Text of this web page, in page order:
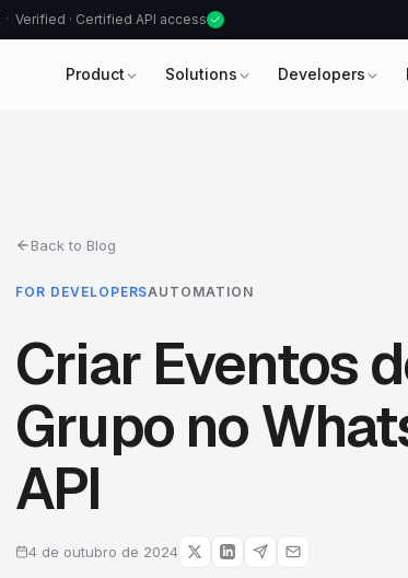
Verified · Certified API access
Product Solutions Developers
Back to Blog
FOR DEVELOPERSAUTOMATION
Criar Eventos
Grupo no
API
4 de outubro de 2024